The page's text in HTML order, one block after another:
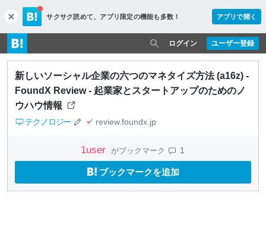
c
l
o
s
e
サクサク読めて、 アプリ限定の機能も多数！ アプリで開く
ユーザー登録
ログイン
新しいソーシャル企業の六つのマネタイズ方法 (a16z) -
FoundX Review - 起業家とスタートアップのためのノ
ウハウ情報
テクノロジー review.foundx.jp
1user がブックマーク 1
ブックマークを追加